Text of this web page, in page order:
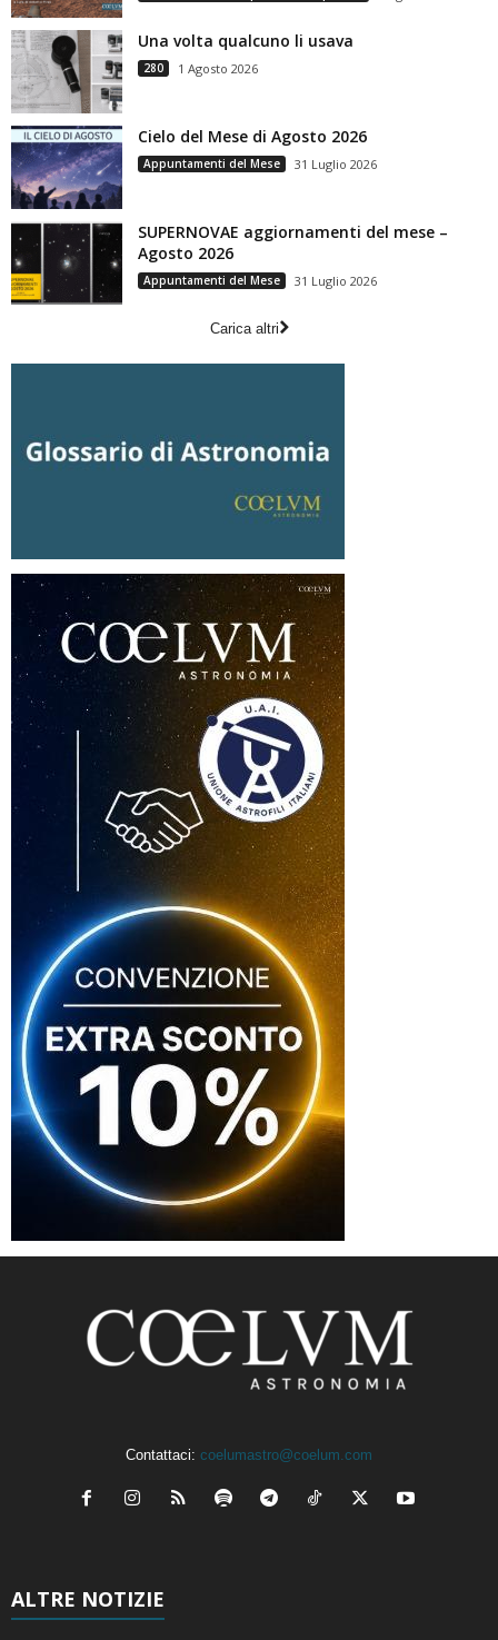
Una volta qualcuno li usava
280 1 Agosto 2026
Cielo del Mese di Agosto 2026
Appuntamenti del Mese 31 Luglio 2026
SUPERNOVAE aggiornamenti del mese –
Agosto 2026
Appuntamenti del Mese 31 Luglio 2026
Carica altri
Contattaci: coelumastro@coelum.com
ALTRE NOTIZIE